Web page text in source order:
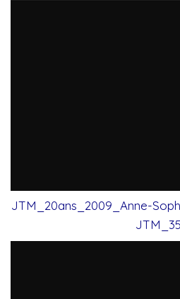
JTM_20ans_2009_Anne-
JTM_35